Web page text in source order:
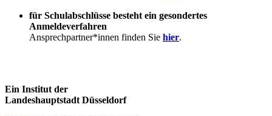
für Schulabschlüsse besteht ein gesondertes
Anmeldeverfahren
Ansprechpartner*innen finden Sie hier.
Ein Institut der
Landeshauptstadt Düsseldorf